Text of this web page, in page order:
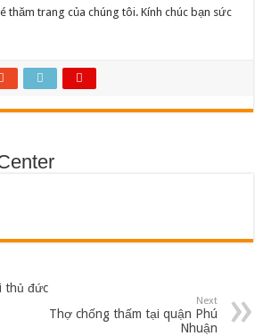
thăm trang của chúng tôi. Kính chúc bạn sức
thủ đức
Next
Thợ chống thấm tại quận Phú
Nhuận